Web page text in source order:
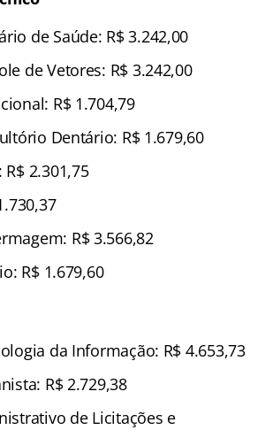
de Saúde: R$ 3.242,00
de Vetores: R$ 3.242,00
R$ 1.704,79
Dentário: R$ 1.679,60
2.301,75
R$ 3.566,82
R$ 1.679,60
da Informação: R$ 4.653,73
R$ 2.729,38
de Licitações e